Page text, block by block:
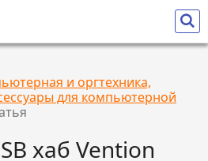
и оргтехника,
для компьютерной
хаб Vention